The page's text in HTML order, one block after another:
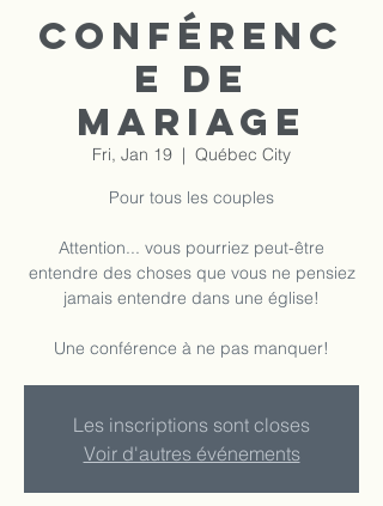
Conférenc
e de
mariage
Fri, Jan 19
  |
Québec City
Pour tous les couples
Attention... vous pourriez peut-être
entendre des choses que vous ne pensiez
jamais entendre dans une église!
Une conférence à ne pas manquer!
Les inscriptions sont closes
Voir d'autres événements